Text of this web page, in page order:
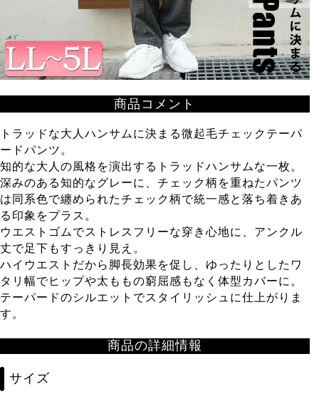
商品コメント
トラッドな大人ハンサムに決まる微起毛チェックテーパ
ードパンツ。
知的な大人の風格を演出するトラッドハンサムな一枚。
深みのある知的なグレーに、チェック柄を重ねたパンツ
は同系色で纏められたチェック柄で統一感と落ち着きあ
る印象をプラス。
ウエストゴムでストレスフリーな穿き心地に、アンクル
丈で足下もすっきり見え。
ハイウエストだから脚長効果を促し、ゆったりとしたワ
タリ幅でヒップや太ももの窮屈感もなく体型カバーに。
テーパードのシルエットでスタイリッシュに仕上がりま
す。
商品の詳細情報
サイズ